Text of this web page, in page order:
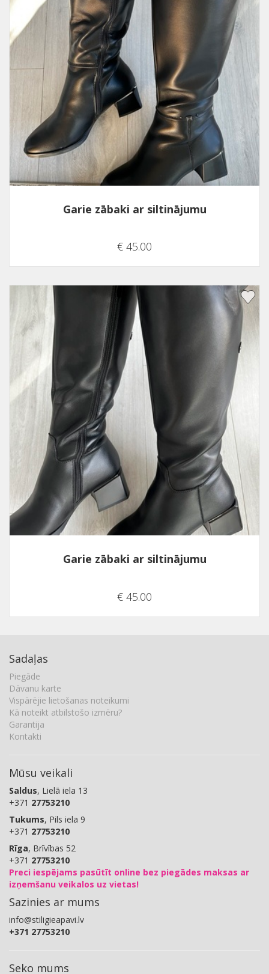
Garie zābaki ar siltinājumu
€ 45.00
Garie zābaki ar siltinājumu
€ 45.00
Sadaļas
Piegāde
Dāvanu karte
Vispārējie lietošanas noteikumi
Kā noteikt atbilstošo izmēru?
Garantija
Kontakti
Mūsu veikali
Saldus, Lielā iela 13
+371 27753210
Tukums, Pils iela 9
+371 27753210
Rīga, Brīvības 52
+371 27753210
Preci iespējams pasūtīt online bez piegādes maksas ar
izņemšanu veikalos uz vietas!
Sazinies ar mums
info@stiligieapavi.lv
+371 27753210
Seko mums